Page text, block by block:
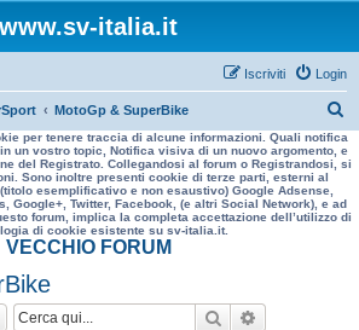
www.sv-italia.it
Login
Iscriviti
MotoGp & SuperBike
e
r
a
per tenere traccia di alcune informazioni. Quali notifica
un vostro topic, Notifica visiva di un nuovo argomento, e
del Registrato. Collegandosi al forum o Registrandosi, si
Sono inoltre presenti cookie di terze parti, esterni al
esemplificativo e non esaustivo) Google Adsense,
Google+, Twitter, Facebook, (e altri Social Network), e ad
forum, implica la completa accettazione dell’utilizzo di
di cookie esistente su sv-italia.it.
VECCHIO FORUM
Cerca